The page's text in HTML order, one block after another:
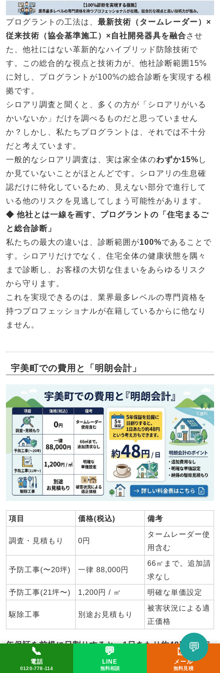
プログラントの工法は、 最新技術（タームレーダー）×
従来技術（協会基準施工）×自社開発器具を融合させ
た、他社にはない革新的なハイブリッド防除技術で
す。この総合的な視点と技術力が、他社診断範囲15%
に対し、プログラントが100%の総合診断を実現する根
拠です。
シロアリ調査と聞くと、多くの方が「シロアリがいる
かいないか」だけを調べるものだと思っていません
か？しかし、私たちプログラントは、それでは不十分
だと考えています。
一般的なシロアリ調査は、実は家全体のわずか15% し
か見ていないことがほとんどです。シロアリの生息確
認だけに特化しているため、見えない部分で進行して
いる他のリスクを見逃してしまう可能性があります。
◆ 他社とは一線を画す、プログラントの「住宅まるご
と総合診断」
私たちの最大の違いは、診断範囲が100%であることで
す。シロアリだけでなく、住宅全体の健康状態を隅々
まで診断し、お客様の大切な住まいをあらゆるリスク
から守ります。
これを実現できるのは、業界最多レベルの専門資格を
持つプロフェッショナルが在籍しているからに他なり
ません。
宇美町での費用と「明朗会計」
項目 価格(税込) 備考
調査・見積もり 0円
タームレーダー使
用含む
予防工事(〜20坪) 一律 88,000円
66㎡まで。追加請
求なし
予防工事(21坪〜)
1,200円 / ㎡ 明確な単価設定
駆除工事 別途お見積もり
被害状況による適
正価格
年保証を前提に日割りすると、1日あたり約48円という
考え方もできます。
LINEで相談してみる
📞 0120-778-114 ✉️ メール 💬 LINE
📞
電話
0120-778-114
💬
LINE
無料相談
✉️
メール
無料見積
💬